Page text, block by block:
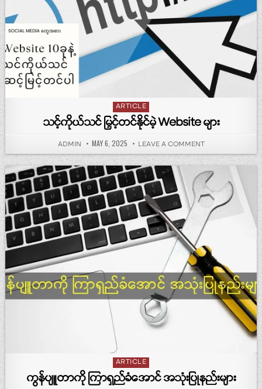
Posted in
ARTICLE
သင့်ကိုယ်သင် မြှင့်တင်နိုင်မဲ့ Website များ
AUTHOR:
ADMIN PUBLISHED DATE:
MAY 6, 2025 LEAVE A COMMENTON သင့်ကိုယ်သင် မြှင့်
Posted in
ARTICLE
ကွန်ပျူတာကို ကြာရှည်ခံအောင် အသုံးပြုနည်းများ